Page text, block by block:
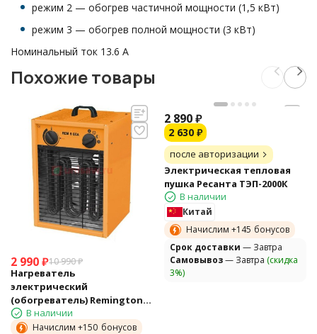
режим 2 — обогрев частичной мощности (1,5 кВт)
режим 3 — обогрев полной мощности (3 кВт)
Номинальный ток 13.6 А
Похожие товары
2 990₽10 990₽
Нагреватель
электрический
(обогреватель) Remington
REM5ECA, 400V
В наличии
Начислим +150 бонусов
2 890 ₽
2 630 ₽
после авторизации
Электрическая тепловая
пушка Ресанта ТЭП-2000К
В наличии
Китай
Начислим +145 бонусов
Cрок доставки — Завтра
Самовывоз— Завтра (скидка
3%)